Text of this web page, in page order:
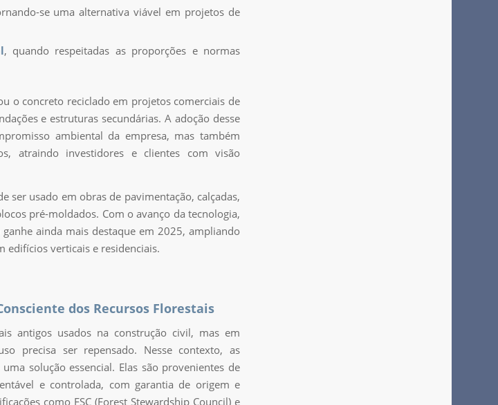
se uma alternativa viável em projetos de
, quando respeitadas as proporções e normas
o concreto reciclado em projetos comerciais de
e estruturas secundárias. A adoção desse
ambiental da empresa, mas também
atraindo investidores e clientes com visão
ser usado em obras de pavimentação, calçadas,
pré-moldados. Com o avanço da tecnologia,
ainda mais destaque em 2025, ampliando
edifícios verticais e residenciais.
dos Recursos Florestais
antigos usados na construção civil, mas em
precisa ser repensado. Nesse contexto, as
solução essencial. Elas são provenientes de
e controlada, com garantia de origem e
como FSC (Forest Stewardship Council) e